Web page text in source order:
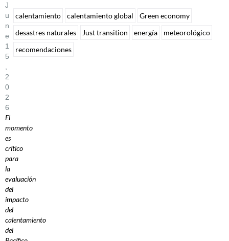
J
U
N
E
1
5
2
0
2
6
El
momento
es
crítico
para
la
evaluación
del
impacto
del
calentamiento
del
calentamiento calentamiento global
Green economy
desastres naturales
Just transition energía
meteorológico
recomendaciones